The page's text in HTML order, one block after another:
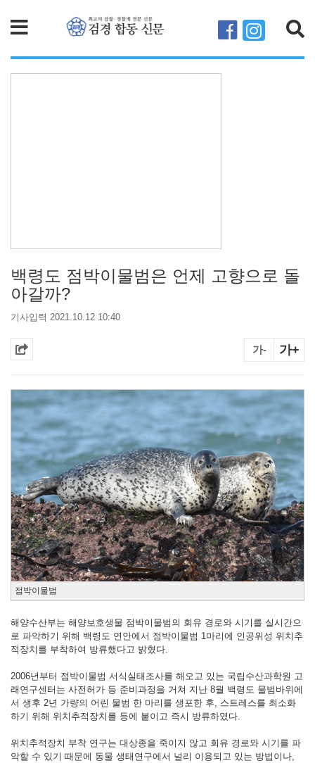
백령도 점박이물범은 언제 고향으로 돌
아갈까?
기사입력 2021.10.12 10:40
가- 가+
점박이물범
해양수산부는 해양보호생물 점박이물범의 회유 경로와 시기를 실시간으
로 파악하기 위해 백령도 연안에서 점박이물범 1마리에 인공위성 위치추
적장치를 부착하여 방류했다고 밝혔다.
2006년부터 점박이물범 서식실태조사를 해오고 있는 국립수산과학원 고
래연구센터는 사전허가 등 준비과정을 거쳐 지난 8월 백령도 물범바위에
서 생후 2년 가량의 어린 물범 한 마리를 생포한 후, 스트레스를 최소화
하기 위해 위치추적장치를 등에 붙이고 즉시 방류하였다.
위치추적장치 부착 연구는 대상종을 죽이지 않고 회유 경로와 시기를 파
악할 수 있기 때문에 동물 생태연구에서 널리 이용되고 있는 방법이나,